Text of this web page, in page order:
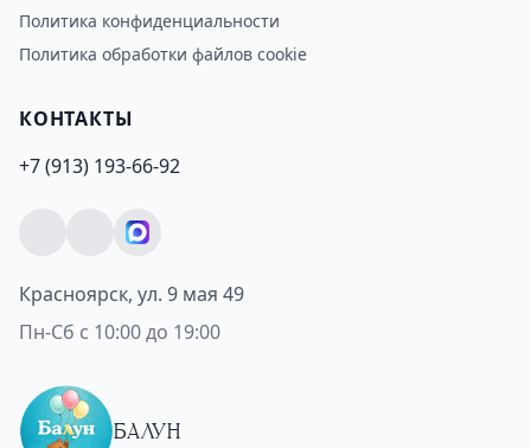
Политика конфиденциальности
Политика обработки файлов cookie
КОНТАКТЫ
+7 (913) 193-66-92
Красноярск, ул. 9 мая 49
Пн-Сб с 10:00 до 19:00
БАЛУН